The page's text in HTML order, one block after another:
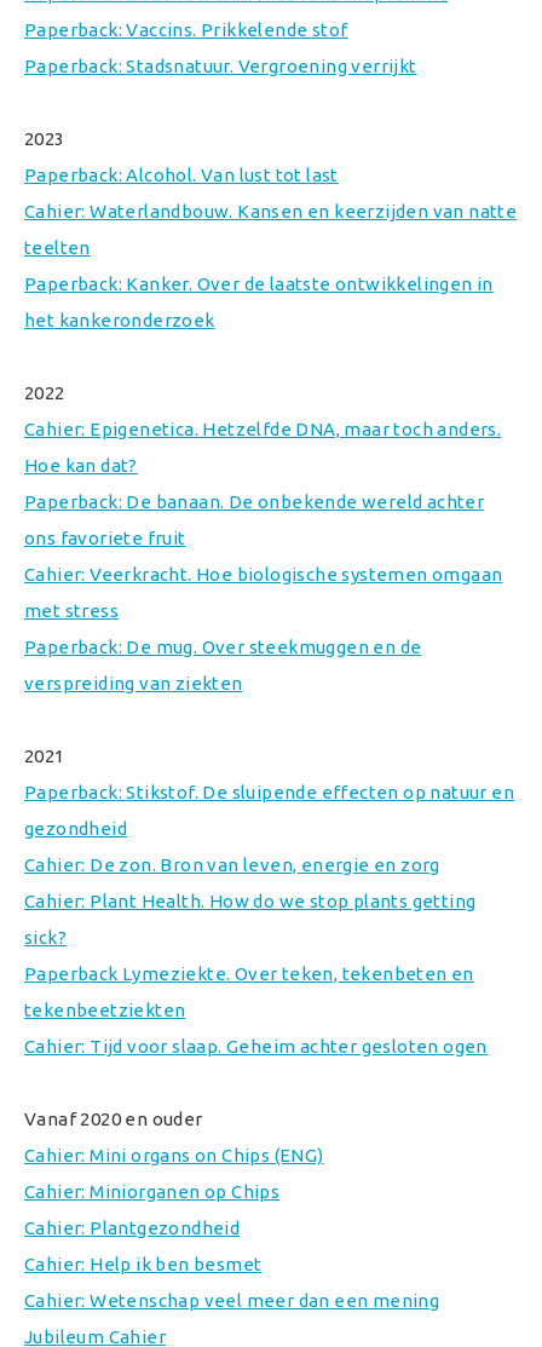
Paperback: Vaccins. Prikkelende stof
Paperback: Stadsnatuur. Vergroening verrijkt
2023
Paperback: Alcohol. Van lust tot last
Cahier: Waterlandbouw. Kansen en keerzijden van natte
teelten
Paperback: Kanker. Over de laatste ontwikkelingen in
het kankeronderzoek
2022
Cahier: Epigenetica. Hetzelfde DNA, maar toch anders.
Hoe kan dat?
Paperback: De banaan. De onbekende wereld achter
ons favoriete fruit
Cahier: Veerkracht. Hoe biologische systemen omgaan
met stress
Paperback: De mug. Over steekmuggen en de
verspreiding van ziekten
2021
Paperback: Stikstof. De sluipende effecten op natuur en
gezondheid
Cahier: De zon. Bron van leven, energie en zorg
Cahier: Plant Health. How do we stop plants getting
sick?
Paperback Lymeziekte. Over teken, tekenbeten en
tekenbeetziekten
Cahier: Tijd voor slaap. Geheim achter gesloten ogen
Vanaf 2020 en ouder
Cahier: Mini organs on Chips (ENG)
Cahier: Miniorganen op Chips
Cahier: Plantgezondheid
Cahier: Help ik ben besmet
Cahier: Wetenschap veel meer dan een mening
Jubileum Cahier